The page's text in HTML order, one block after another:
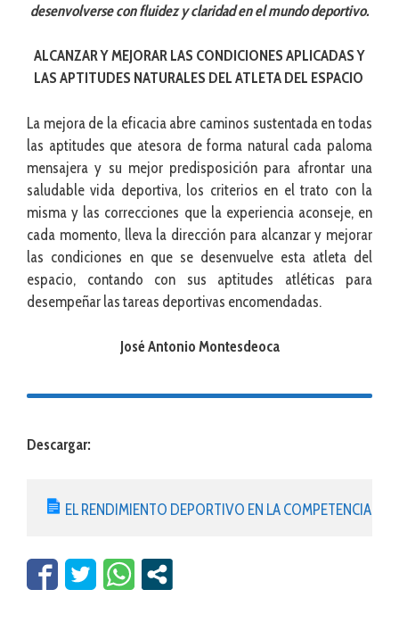
desenvolverse con fluidez y claridad en el mundo deportivo.
ALCANZAR Y MEJORAR LAS CONDICIONES APLICADAS Y
LAS APTITUDES NATURALES DEL ATLETA DEL ESPACIO
La mejora de la eficacia abre caminos sustentada en todas
las aptitudes que atesora de forma natural cada paloma
mensajera y su mejor predisposición para afrontar una
saludable vida deportiva, los criterios en el trato con la
misma y las correcciones que la experiencia aconseje, en
cada momento, lleva la dirección para alcanzar y mejorar
las condiciones en que se desenvuelve esta atleta del
espacio, contando con sus aptitudes atléticas para
desempeñar las tareas deportivas encomendadas.
José Antonio Montesdeoca
Descargar:
EL RENDIMIENTO DEPORTIVO EN LA COMPETENCIA DE